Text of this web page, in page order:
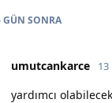
GÜN SONRA
umutcankarce 13
yardımcı